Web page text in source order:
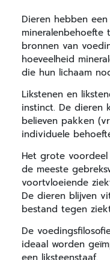
Dieren hebben
bronnen van
hoeveelheid
die hun lichaam
Likstenen en
instinct. De dieren
believen pakken
individuele
Het grote
de meeste
voortvloeiende
De dieren blijven
bestand tegen
De
ideaal worden